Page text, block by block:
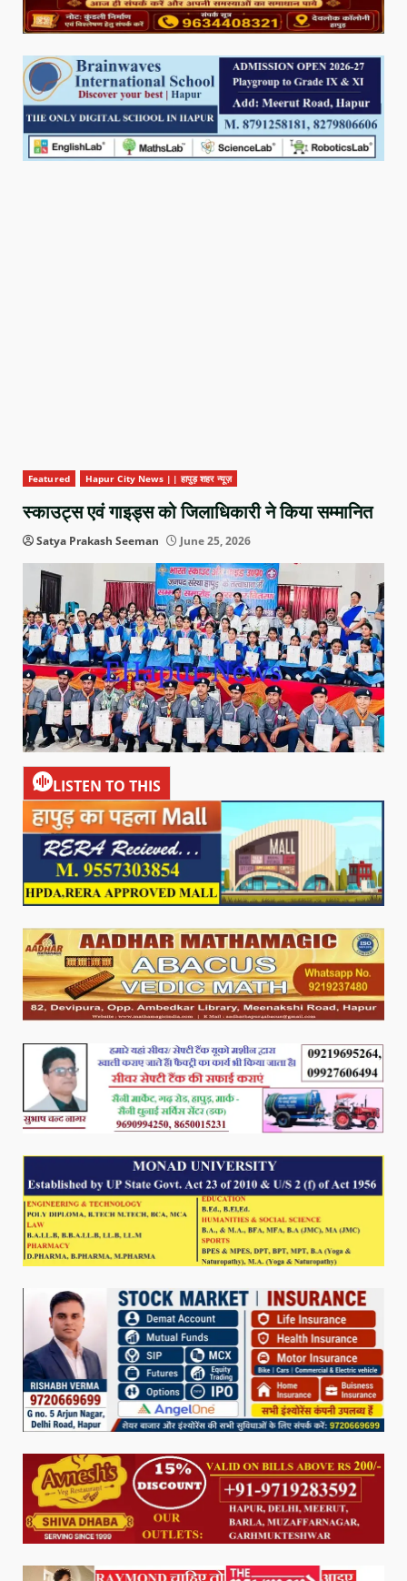
Featured Hapur City News || हापुड़ शहर न्यूज़
स्काउट्स एवं गाइड्स को जिलाधिकारी ने किया सम्मानित
Satya Prakash Seeman June 25, 2026
LISTEN TO THIS